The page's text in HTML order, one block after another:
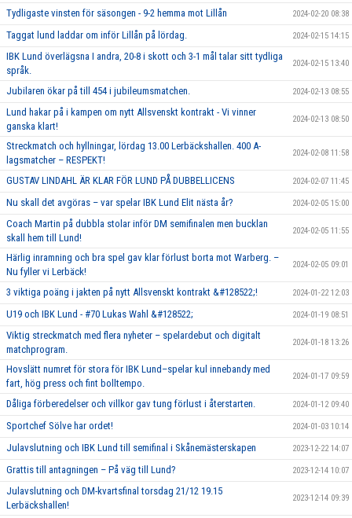
Tydligaste vinsten för säsongen - 9-2 hemma mot Lillån 2024-02-20 08:38
Taggat lund laddar om inför Lillån på lördag. 2024-02-15 14:15
IBK Lund överlägsna I andra, 20-8 i skott och 3-1 mål talar sitt tydliga
språk.
2024-02-15 13:40
Jubilaren ökar på till 454 i jubileumsmatchen. 2024-02-13 08:55
Lund hakar på i kampen om nytt Allsvenskt kontrakt - Vi vinner
ganska klart!
2024-02-13 08:50
Streckmatch och hyllningar, lördag 13.00 Lerbäckshallen. 400 A-
lagsmatcher – RESPEKT!
2024-02-08 11:58
GUSTAV LINDAHL ÄR KLAR FÖR LUND PÅ DUBBELLICENS 2024-02-07 11:45
Nu skall det avgöras – var spelar IBK Lund Elit nästa år? 2024-02-05 15:00
Coach Martin på dubbla stolar inför DM semifinalen men bucklan
skall hem till Lund!
2024-02-05 11:55
Härlig inramning och bra spel gav klar förlust borta mot Warberg. –
Nu fyller vi Lerbäck!
2024-02-05 09:01
3 viktiga poäng i jakten på nytt Allsvenskt kontrakt &#128522;! 2024-01-22 12:03
U19 och IBK Lund - #70 Lukas Wahl &#128522; 2024-01-19 08:51
Viktig streckmatch med flera nyheter – spelardebut och digitalt
matchprogram.
2024-01-18 13:26
Hovslätt numret för stora för IBK Lund–spelar kul innebandy med
fart, hög press och fint bolltempo.
2024-01-17 09:59
Dåliga förberedelser och villkor gav tung förlust i återstarten. 2024-01-12 09:40
Sportchef Sölve har ordet! 2024-01-03 10:14
Julavslutning och IBK Lund till semifinal i Skånemästerskapen 2023-12-22 14:07
Grattis till antagningen – På väg till Lund? 2023-12-14 10:07
Julavslutning och DM-kvartsfinal torsdag 21/12 19.15
Lerbäckshallen!
2023-12-14 09:39